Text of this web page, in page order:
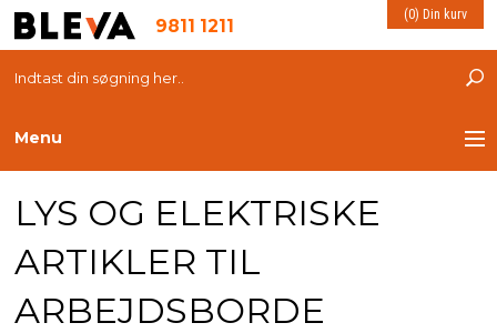
9811 1211 (0) Din kurv
Menu
TRANSPORT
PLASTKASSER
LØFTEUDSTYR
LYS OG ELEKTRISKE
ARTIKLER TIL
ARBEJDSBORDE